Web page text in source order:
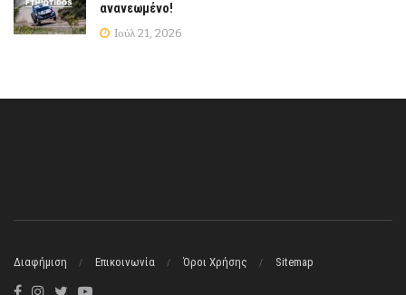
ανανεωμένο!
Ιούλ 21, 2026
Διαφήμιση Επικοινωνία Όροι Χρήσης Sitemap